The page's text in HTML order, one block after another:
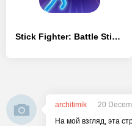
Stick Fighter: Battle Stickman - [MOD Много денег]
architimik
20
На мой взгляд, эта